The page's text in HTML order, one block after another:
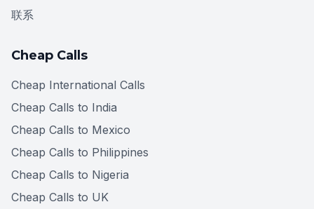
联系
Cheap Calls
Cheap International Calls
Cheap Calls to India
Cheap Calls to Mexico
Cheap Calls to Philippines
Cheap Calls to Nigeria
Cheap Calls to UK